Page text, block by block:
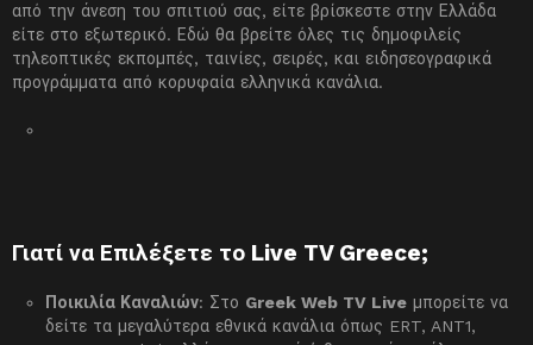
από την άνεση του σπιτιού σας, είτε βρίσκεστε στην Ελλάδα
είτε στο εξωτερικό. Εδώ θα βρείτε όλες τις δημοφιλείς
τηλεοπτικές εκπομπές, ταινίες, σειρές, και ειδησεογραφικά
προγράμματα από κορυφαία ελληνικά κανάλια.
Γιατί να Επιλέξετε το Live TV Greece;
Ποικιλία Καναλιών: Στο Greek Web TV Live μπορείτε να
δείτε τα μεγαλύτερα εθνικά κανάλια όπως ERT, ANT1,